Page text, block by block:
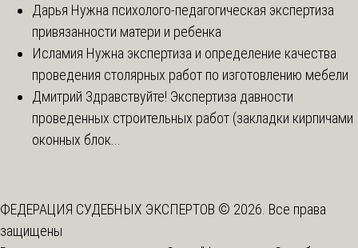
Дарья Нужна психолого-педагогическая экспертиза
привязанности матери и ребенка
Исламия Нужна экспертиза и определение качества
проведения столярных работ по изготовлению мебели
Дмитрий Здравствуйте! Экспертиза давности
проведенных строительных работ (закладки кирпичами
оконных блок...
ФЕДЕРАЦИЯ СУДЕБНЫХ ЭКСПЕРТОВ © 2026. Все права
защищены